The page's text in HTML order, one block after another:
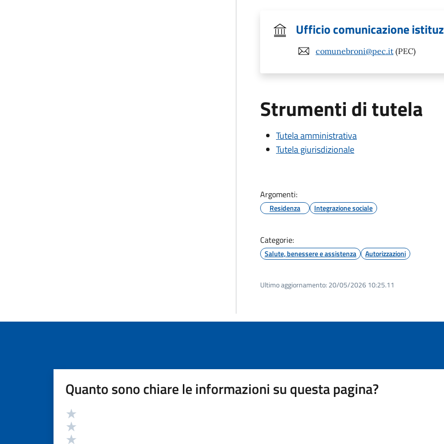
Ufficio comunicazione
comunebroni@pec.it (PEC)
Strumenti di tutela
Tutela amministrativa
Tutela giurisdizionale
Argomenti:
Residenza Integrazione sociale
Categorie:
Salute, benessere e assistenza Autorizzazioni
Ultimo aggiornamento: 20/05/2026 10:25.11
Quanto sono chiare le informazioni su questa pagina?
Valutazione